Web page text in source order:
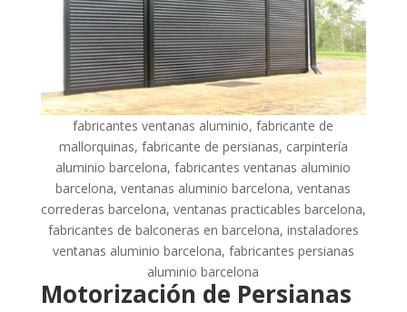
fabricantes ventanas aluminio, fabricante de
mallorquinas, fabricante de persianas, carpintería
aluminio barcelona, fabricantes ventanas aluminio
barcelona, ventanas aluminio barcelona, ventanas
correderas barcelona, ventanas practicables barcelona,
fabricantes de balconeras en barcelona, instaladores
ventanas aluminio barcelona, fabricantes persianas
aluminio barcelona
Motorización de Persianas